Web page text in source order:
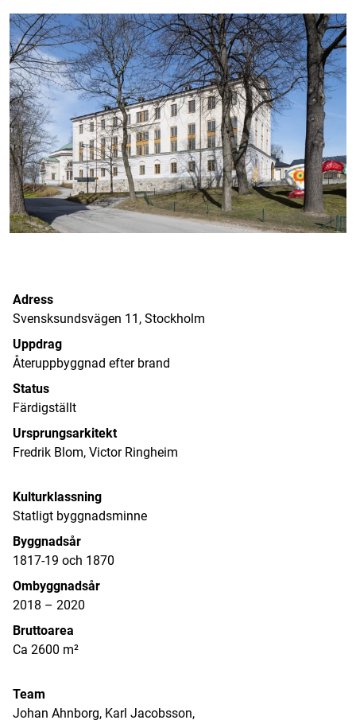
Adress
Svensksundsvägen 11, Stockholm
Uppdrag
Återuppbyggnad efter brand
Status
Färdigställt
Ursprungsarkitekt
Fredrik Blom, Victor Ringheim
Kulturklassning
Statligt byggnadsminne
Byggnadsår
1817-19 och 1870
Ombyggnadsår
2018 – 2020
Bruttoarea
Ca 2600 m²
Team
Johan Ahnborg, Karl Jacobsson,